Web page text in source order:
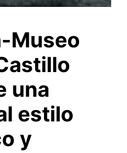
Museo
una
estilo
y